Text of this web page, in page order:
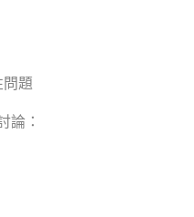
題
論：